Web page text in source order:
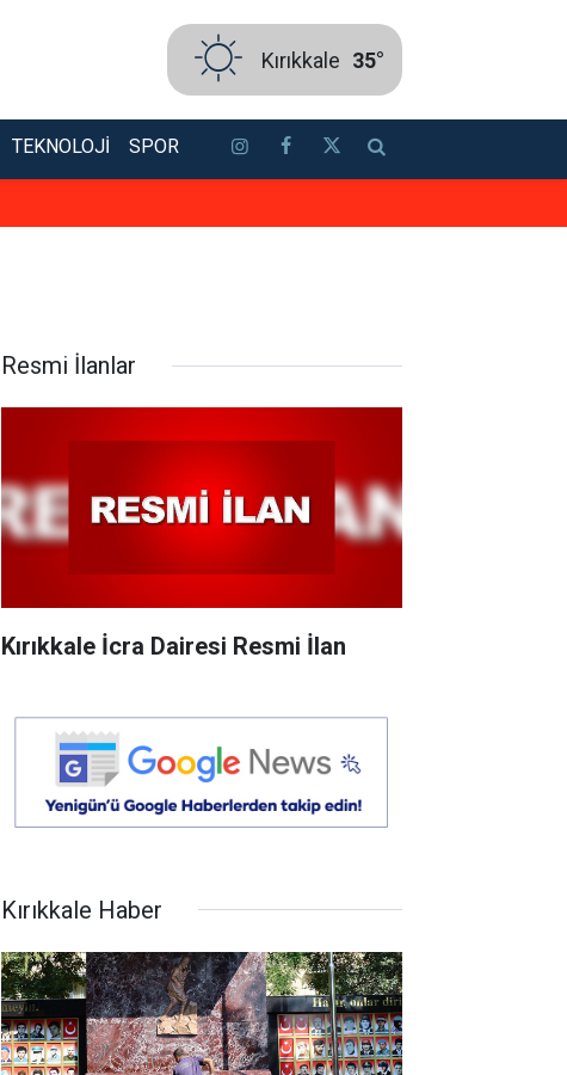
Kırıkkale 35°
TEKNOLOJI SPOR
Resmi İlanlar
Kırıkkale İcra Dairesi Resmi İlan
Kırıkkale Haber